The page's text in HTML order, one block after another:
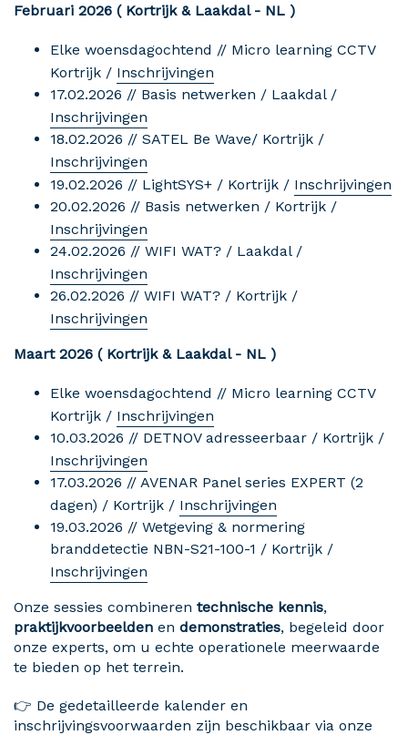
Februari 2026 ( Kortrijk & Laakdal - NL )
Elke woensdagochtend // Micro learning CCTV
Kortrijk / Inschrijvingen
17.02.2026 // Basis netwerken / Laakdal /
Inschrijvingen
18.02.2026 // SATEL Be Wave/ Kortrijk /
Inschrijvingen
19.02.2026 // LightSYS+ / Kortrijk / Inschrijvingen
20.02.2026 // Basis netwerken / Kortrijk /
Inschrijvingen
24.02.2026 // WIFI WAT? / Laakdal /
Inschrijvingen
26.02.2026 // WIFI WAT? / Kortrijk /
Inschrijvingen
Maart 2026 ( Kortrijk & Laakdal - NL )
Elke woensdagochtend // Micro learning CCTV
Kortrijk / Inschrijvingen
10.03.2026 // DETNOV adresseerbaar / Kortrijk /
Inschrijvingen
17.03.2026 // AVENAR Panel series EXPERT (2
dagen) / Kortrijk / Inschrijvingen
19.03.2026 // Wetgeving & normering
branddetectie NBN-S21-100-1 / Kortrijk /
Inschrijvingen
Onze sessies combineren technische kennis,
praktijkvoorbeelden en demonstraties, begeleid door
onze experts, om u echte operationele meerwaarde
te bieden op het terrein.
👉 De gedetailleerde kalender en
inschrijvingsvoorwaarden zijn beschikbaar via onze